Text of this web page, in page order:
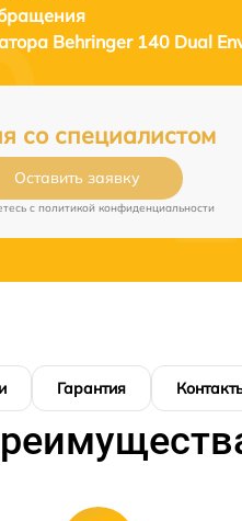
Behringer 140 Dual
со специалистом
Оставить заявку
c политикой конфиденциальности
Гарантия